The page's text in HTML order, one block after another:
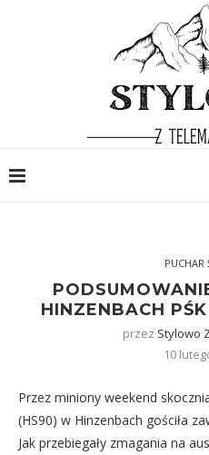
PUCHAR
HINZENBACH
przez Stylowo
10
Przez miniony weekend
(HS90) w Hinzenbach gościła
Jak przebiegały zmagania na